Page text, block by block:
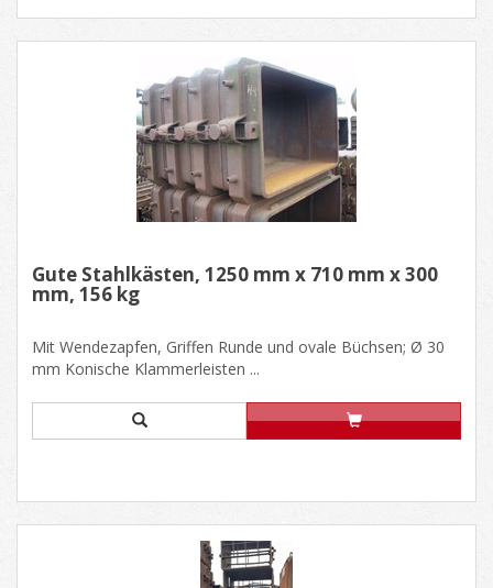
Gute Stahlkästen, 1250 mm x 710 mm x 300
mm, 156 kg
Mit Wendezapfen, Griffen Runde und ovale Büchsen; Ø 30
mm Konische Klammerleisten ...